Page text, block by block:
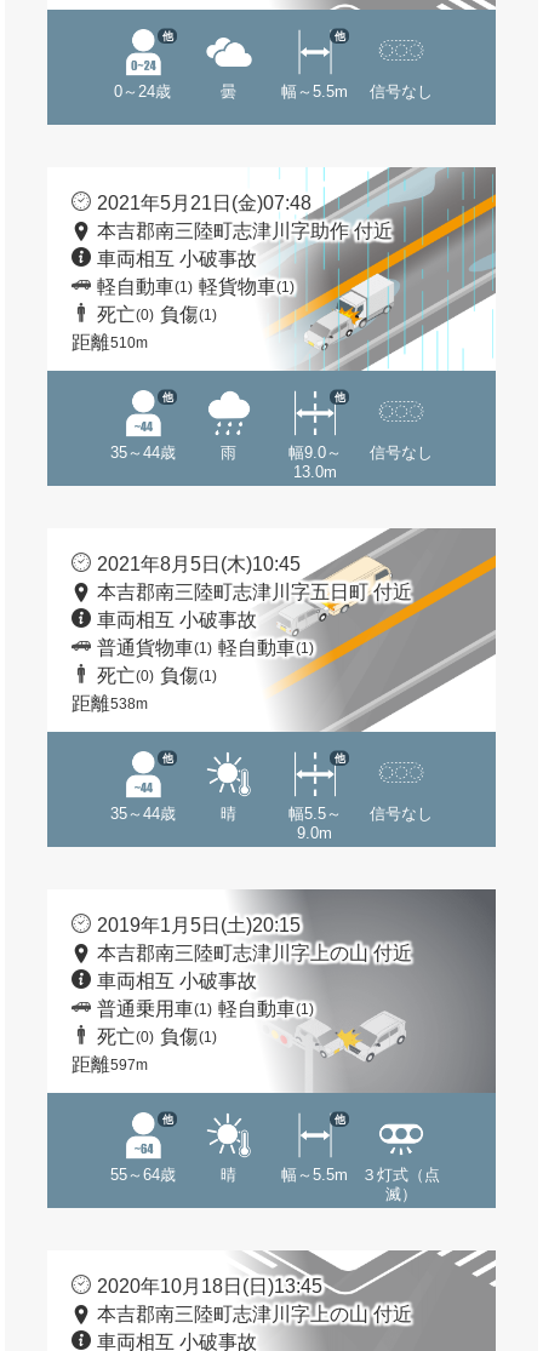
0～24歳
他
曇 幅～5.5m
他
信号なし
2021年5月21日(金)07:48
本吉郡南三陸町志津川字助作 付近
車両相互 小破事故
軽自動車(1) 軽貨物車(1)
死亡(0) 負傷(1)
距離510m
35～44歳
他
雨
幅9.0～
13.0m
他
信号なし
2021年8月5日(木)10:45
本吉郡南三陸町志津川字五日町 付近
車両相互 小破事故
普通貨物車(1) 軽自動車(1)
死亡(0) 負傷(1)
距離538m
35～44歳
他
晴
幅5.5～
9.0m
他
信号なし
2019年1月5日(土)20:15
本吉郡南三陸町志津川字上の山 付近
車両相互 小破事故
普通乗用車(1) 軽自動車(1)
死亡(0) 負傷(1)
距離597m
55～64歳
他
晴 幅～5.5m
他
３灯式（点
滅）
2020年10月18日(日)13:45
本吉郡南三陸町志津川字上の山 付近
車両相互 小破事故